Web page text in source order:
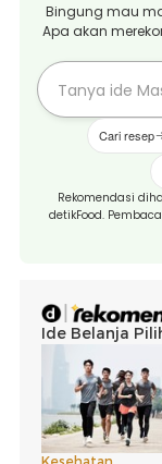
Bingung mau
Apa akan
Cari resep
Rekomendasi
detikFood.